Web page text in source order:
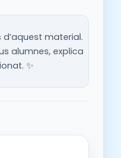
d’aquest material.
alumnes, explica
✨